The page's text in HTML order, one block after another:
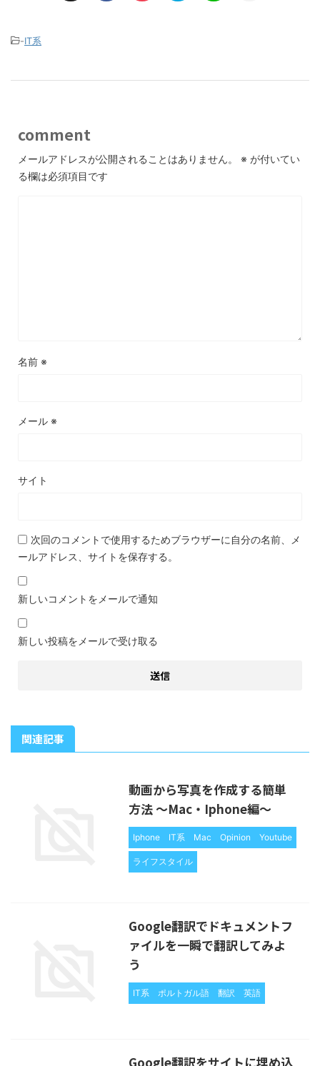
-IT系
comment
メールアドレスが公開されることはありません。 ※ が付いてい
る欄は必須項目です
名前 ※
メール ※
サイト
次回のコメントで使用するためブラウザーに自分の名前、メ
ールアドレス、サイトを保存する。
新しいコメントをメールで通知
新しい投稿をメールで受け取る
関連記事
動画から写真を作成する簡単
方法 〜Mac・Iphone編〜
Iphone IT系 Mac Opinion Youtube
ライフスタイル
Google翻訳でドキュメントフ
ァイルを一瞬で翻訳してみよ
う
IT系 ポルトガル語 翻訳 英語
Google翻訳をサイトに埋め込